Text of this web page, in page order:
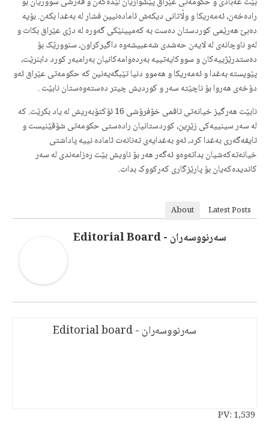
رادەخەن، ئەمەریکا و وڵاتانی دیکەش ئامادەنیین فشار لە بەغدا بکەن. بۆیە
دەبێ هەرێمی کوردستان دەست بە کەمپینێکی گەورە لە دژی عێراق بکات و
لەو ناوچانەی لە لایەن حەشدی شەعبیشەوە داگیرکراون، سنوورێک بۆ
دەستدرێژییەکان و سووکایەتییە بەردەوامەکانیان بەرامبەر کورد دابنرێت،
پێویستە بەغدا و ئەمەریکا و هەموو دنیا تێبگەیەنین کە حکومەتی عێراق ئەو
دۆخەی هەروا بۆ ناچێتە سەر و کوردیش چیتر دەستەوەستان نابێت .
نابێت هەرگیز خیانەتی تاقمی خۆفرۆشی 16 ئۆکتۆبەریش لە یاد بکرێت. کە
لە سەر سینییەکی زێڕین، کوردستانیان رادەستی حکومەتی شۆڤێنیست و
تایفەگەری بەغدا کرد، ئەو بەغدایەی تەنانەت ئامادە نییە پاداشتی
خیانەتەکەشیان بداتەوەو ئەگەر هەر بۆ ناویش بێت رەزامەندی لە سەر
کاندیدەکەیان بۆ پارێزگاری کەرکووک بدات.
About Latest Posts
سەرنووسەران - Editorial Board
سەرنووسەران - Editorial board
PV:1,539